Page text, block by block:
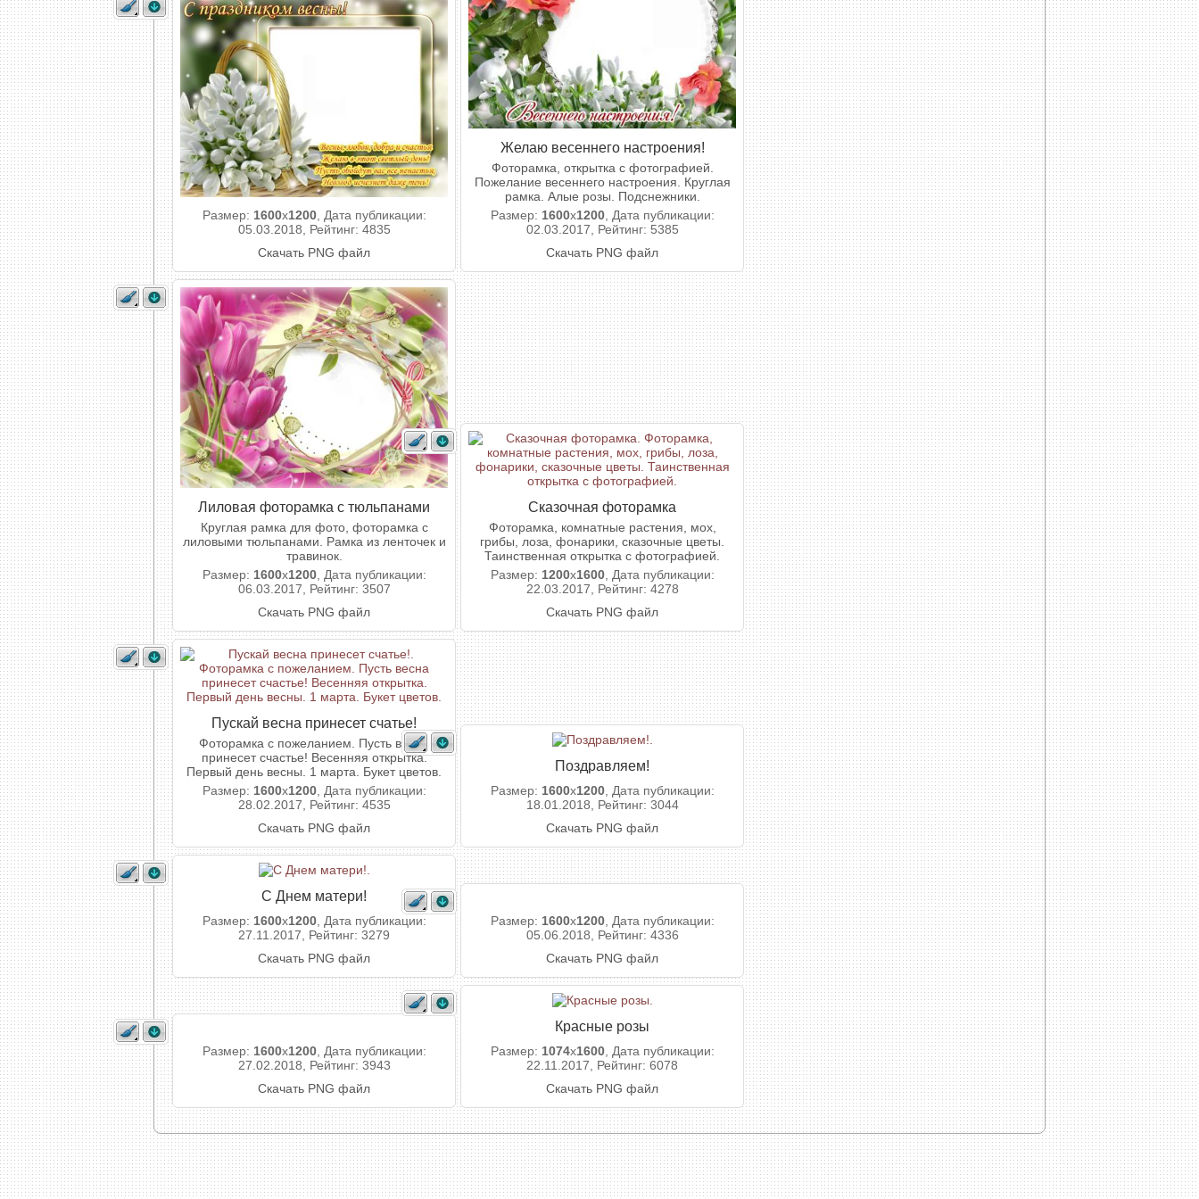
Размер: 1600x1200, Дата публикации:
05.03.2018, Рейтинг: 4835
Скачать PNG файл
Желаю весеннего настроения!
Фоторамка, открытка с фотографией.
Пожелание весеннего настроения. Круглая
рамка. Алые розы. Подснежники.
Размер: 1600x1200, Дата публикации:
02.03.2017, Рейтинг: 5385
Скачать PNG файл
Лиловая фоторамка с тюльпанами
Круглая рамка для фото, фоторамка с
лиловыми тюльпанами. Рамка из ленточек и
травинок.
Размер: 1600x1200, Дата публикации:
06.03.2017, Рейтинг: 3507
Скачать PNG файл
Сказочная фоторамка
Фоторамка, комнатные растения, мох,
грибы, лоза, фонарики, сказочные цветы.
Таинственная открытка с фотографией.
Размер: 1200x1600, Дата публикации:
22.03.2017, Рейтинг: 4278
Скачать PNG файл
Пускай весна принесет счатье!
Фоторамка с пожеланием. Пусть весна
принесет счастье! Весенняя открытка.
Первый день весны. 1 марта. Букет цветов.
Размер: 1600x1200, Дата публикации:
28.02.2017, Рейтинг: 4535
Скачать PNG файл
Поздравляем!
Размер: 1600x1200, Дата публикации:
18.01.2018, Рейтинг: 3044
Скачать PNG файл
С Днем матери!
Размер: 1600x1200, Дата публикации:
27.11.2017, Рейтинг: 3279
Скачать PNG файл
Размер: 1600x1200, Дата публикации:
05.06.2018, Рейтинг: 4336
Скачать PNG файл
Размер: 1600x1200, Дата публикации:
27.02.2018, Рейтинг: 3943
Скачать PNG файл
Красные розы
Размер: 1074x1600, Дата публикации:
22.11.2017, Рейтинг: 6078
Скачать PNG файл